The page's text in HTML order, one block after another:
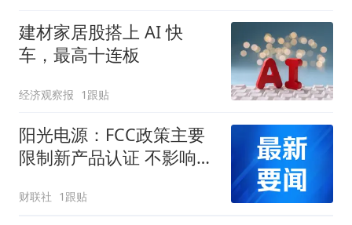
建材家居股搭上 AI 快
车，最高十连板
经济观察报 1跟贴
阳光电源：FCC政策主要
限制新产品认证 不影响已
财联社 1跟贴